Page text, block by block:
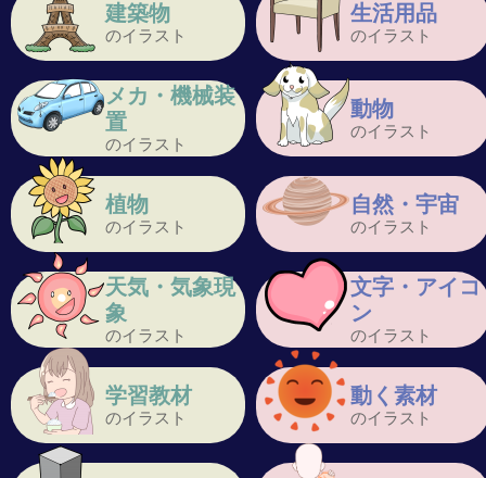
建築物
のイラスト
生活用品
のイラスト
メカ・機械装
置
のイラスト
動物
のイラスト
植物
のイラスト
自然・宇宙
のイラスト
天気・気象現
象
のイラスト
文字・アイコ
ン
のイラスト
学習教材
のイラスト
動く素材
のイラスト